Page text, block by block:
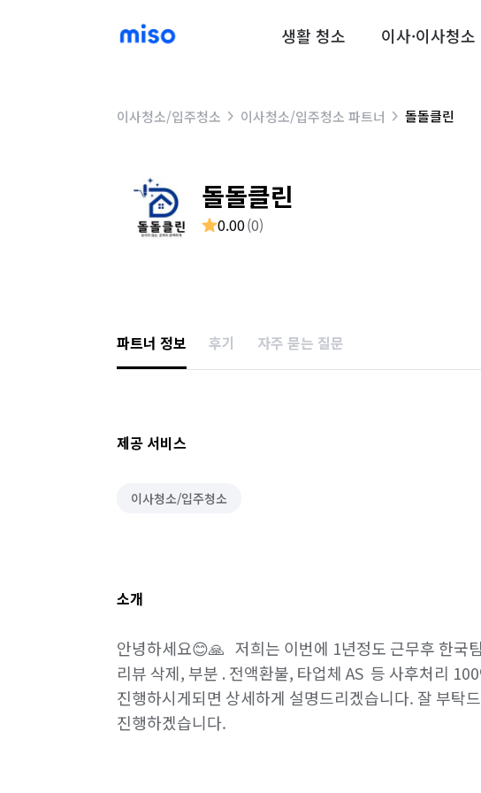
생활 청소 이사·이사청소
이사청소/입주청소 이사청소/입주청소 파트너 돌돌클린
돌돌클린
0.00(0)
파트너 정보 후기 자주 묻는 질문
제공 서비스
이사청소/입주청소
소개
안녕하세요😊🙏   저희는 이번에 1년정도 근무후 한국
리뷰 삭제, 부분 . 전액환불, 타업체 AS  등 사후처리
진행하시게되면 상세하게 설명드리겠습니다. 잘 부탁